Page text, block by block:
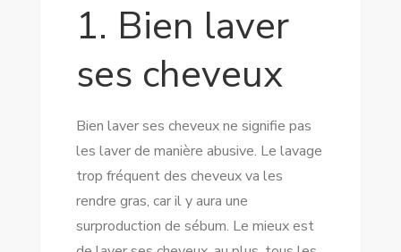
1. Bien laver
ses cheveux
Bien laver ses cheveux ne signifie pas
les laver de manière abusive. Le lavage
trop fréquent des cheveux va les
rendre gras, car il y aura une
surproduction de sébum. Le mieux est